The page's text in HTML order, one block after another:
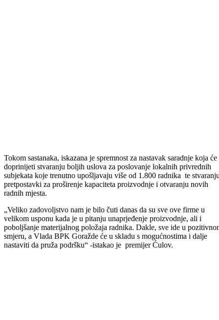
Ministri u Vladi Bosansko-podrinjskog kantona Goražde, predvođeni
premijerom Edinom Ćulovom danas su posjetili goraždanske
subjekte na lokalitetu Industrijske zone „Pobjeda“.